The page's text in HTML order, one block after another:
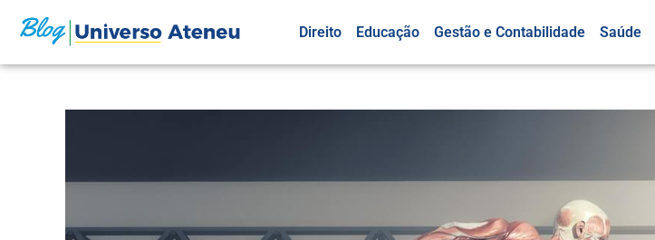
Direito Educação Gestão e Contabilidade Saúde